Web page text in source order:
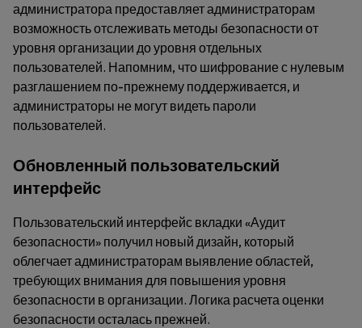
администратора предоставляет администраторам
возможность отслеживать методы безопасности от
уровня организации до уровня отдельных
пользователей. Напомним, что шифрование с нулевым
разглашением по-прежнему поддерживается, и
администраторы не могут видеть пароли
пользователей.
Обновленный пользовательский
интерфейс
Пользовательский интерфейс вкладки «Аудит
безопасности» получил новый дизайн, который
облегчает администраторам выявление областей,
требующих внимания для повышения уровня
безопасности в организации. Логика расчета оценки
безопасности осталась прежней.